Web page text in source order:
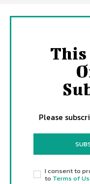
This
Please
I consent to
to Terms of